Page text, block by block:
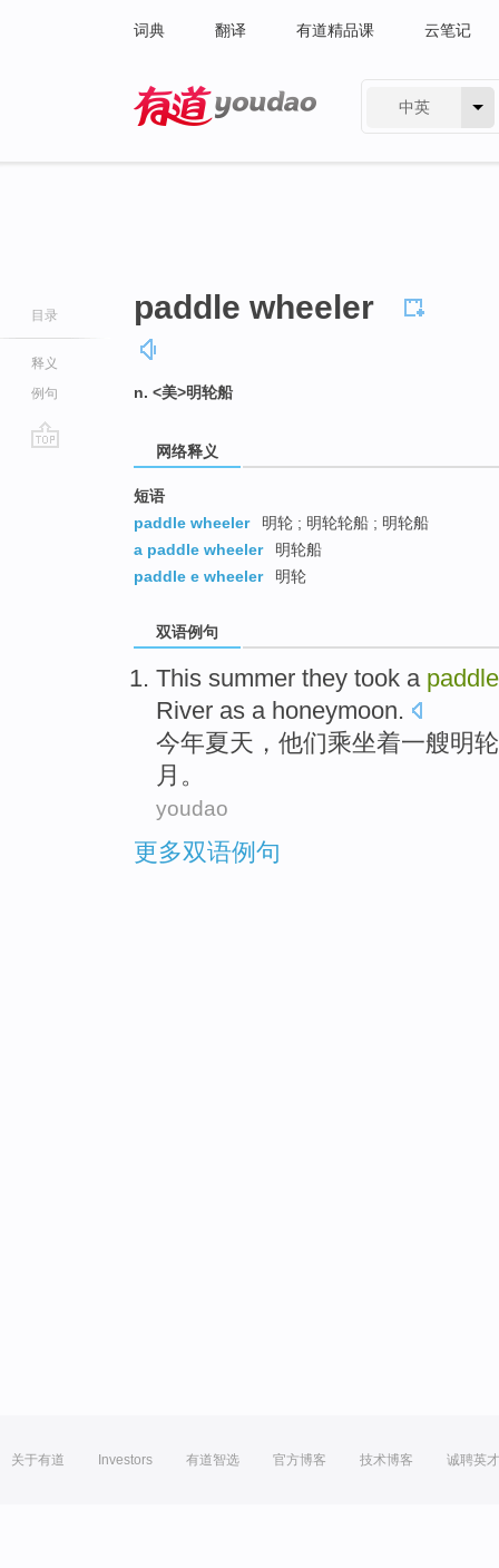
词典 翻译 有道精品课 云笔记
中英
目录
释义
例句
paddle wheeler
n. <美>明轮船
网络释义
短语
paddle wheeler
明轮 ; 明轮轮船 ; 明轮船
a paddle wheeler
明轮船
paddle e wheeler
明轮
双语例句
This summer they took a
River as a honeymoon.
今年夏天， 他们乘坐着一艘明
月。
youdao
更多双语例句
关于有道 Investors 有道智选 官方博客 技术博客 诚聘英才